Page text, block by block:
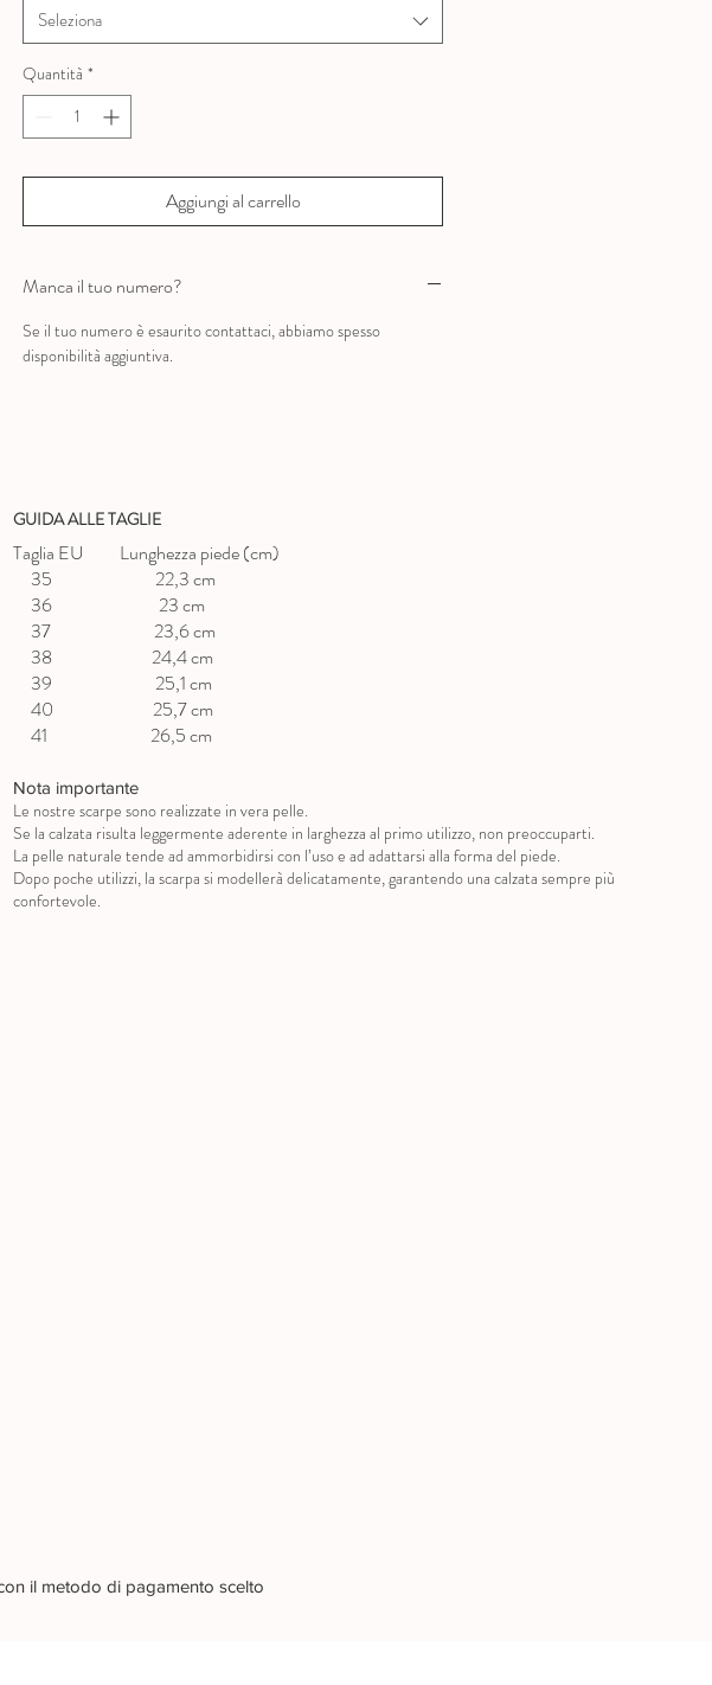
Seleziona
Quantità *
Aggiungi al carrello
Manca il tuo numero?
Se il tuo numero è esaurito contattaci, abbiamo spesso
disponibilità aggiuntiva.
il metodo di pagamento scelto
GUIDA ALLE TAGLIE
Taglia EU Lunghezza piede (cm)
35 22,3 cm
36 23 cm
37 23,6 cm
38 24,4 cm
39 25,1 cm
40 25,7 cm
41 26,5 cm
Nota importante
Le nostre scarpe sono realizzate in vera pelle.
Se la calzata risulta leggermente aderente in larghezza al primo utilizzo, non preoccuparti.
La pelle naturale tende ad ammorbidirsi con l’uso e ad adattarsi alla forma del piede.
Dopo poche utilizzi, la scarpa si modellerà delicatamente, garantendo una calzata sempre più
confortevole.